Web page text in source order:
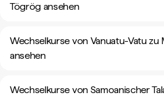
Tögrög ansehen
Wechselkurse von Vanuatu-Vatu
ansehen
Wechselkurse von Samoanischer